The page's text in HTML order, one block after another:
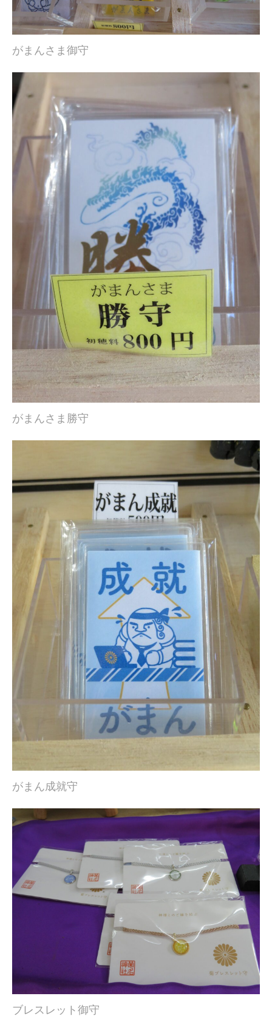
がまんさま御守
がまんさま勝守
がまん成就守
ブレスレット御守